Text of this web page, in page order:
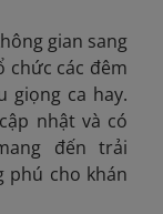
gian sang
chức các đêm
giọng ca hay.
nhật và có
đến trải
phú cho khán